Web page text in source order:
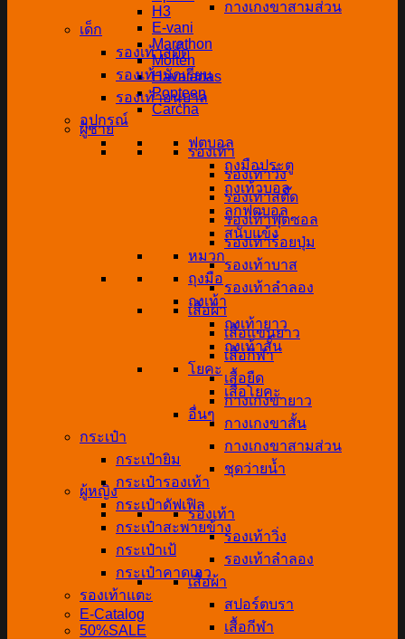
H3
E-vani
Marathon
Molten
Havaianas
Popteen
Carcha
ผู้ชาย
รองเท้า
รองเท้าวิ่ง
รองเท้าสตั๊ด
รองเท้าฟุตซอล
รองเท้าร้อยปุ่ม
รองเท้าบาส
รองเท้าลำลอง
เสื้อผ้า
เสื้อแขนยาว
เสื้อกีฬา
เสื้อยืด
กางเกงขายาว
กางเกงขาสั้น
กางเกงขาสามส่วน
ชุดว่ายน้ำ
ผู้หญิง
รองเท้า
รองเท้าวิ่ง
รองเท้าลำลอง
เสื้อผ้า
สปอร์ตบรา
เสื้อกีฬา
กางเกงขาสามส่วน
เด็ก
รองเท้าสตั๊ด
รองเท้านักเรียน
รองเท้าอนุบาล
อุปกรณ์
ฟุตบอล
ถุงมือประตู
ถุงเท้าบอล
ลูกฟุตบอล
สนับแข้ง
หมวก
ถุงมือ
ถุงเท้า
ถุงเท้ายาว
ถุงเท้าสั้น
โยคะ
เสื่อโยคะ
อื่นๆ
กระเป๋า
กระเป๋ายิม
กระเป๋ารองเท้า
กระเป๋าดัฟเฟิล
กระเป๋าสะพายข้าง
กระเป๋าเป้
กระเป๋าคาดเอว
รองเท้าแตะ
E-Catalog
50%SALE